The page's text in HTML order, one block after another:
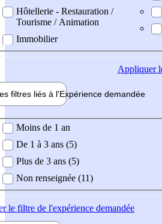
Hôtellerie - Restauration /
Tourisme / Animation
Immobilier
Appliquer
filtres liés à l'Expérience demandée
demandée
Moins de 1 an
De 1 à 3 ans (5)
Plus de 3 ans (5)
Non renseignée (11)
le filtre de l'expérience demandée